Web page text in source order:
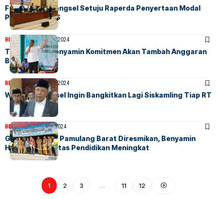
Fraksi DPRD Tangsel Setuju Raperda Penyertaan Modal
Perseroda PITS
BERITA HOME 24 Juli, 2024
Tahun 2025, Benyamin Komitmen Akan Tambah Anggaran
Bedah Rumah
BERITA HOME 16 Juli, 2024
Walikota Tangsel Ingin Bangkitkan Lagi Siskamling Tiap RT
BERITAHOME3 Juli, 2024
Gedung SDN 01 Pamulang Barat Diresmikan, Benyamin
Harapkan Kualitas Pendidikan Meningkat
1 2 3 … 11 12